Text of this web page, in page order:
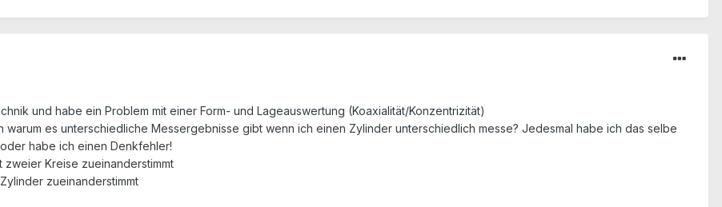
und habe ein Problem mit einer Form- und Lageauswertung (Koaxialität/Konzentrizität)
warum es unterschiedliche Messergebnisse gibt wenn ich einen Zylinder unterschiedlich messe? Jedesmal habe ich das selbe
habe ich einen Denkfehler!
Kreise zueinanderstimmt
zueinanderstimmt